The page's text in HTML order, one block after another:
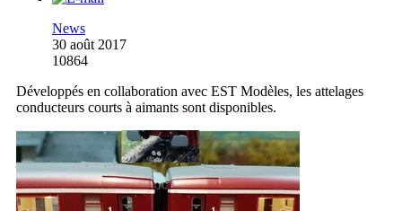
News
30 août 2017
10864
Développés en collaboration avec EST Modèles, les attelages
conducteurs courts à aimants sont disponibles.